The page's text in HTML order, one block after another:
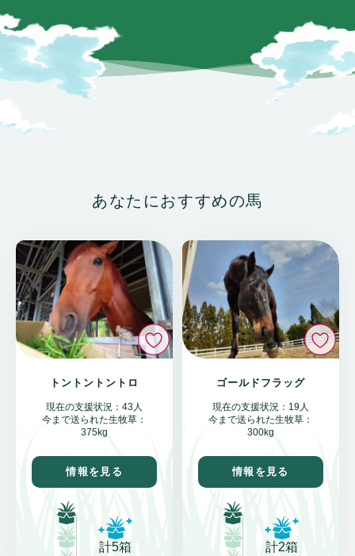
あなたにおすすめの馬
いいね
トントントントロ
現在の支援状況：43人
今まで送られた生牧草：
375kg
情報を見る
計5箱
い
ゴールドフラッグ
現在の支援状況：19人
今まで送られた生牧草：
300kg
情報を見る
計2箱